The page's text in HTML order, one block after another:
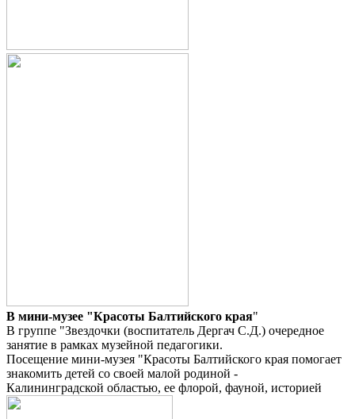
В мини-музее "Красоты Балтийского края"
В группе "Звездочки (воспитатель Дергач С.Д.) очередное
занятие в рамках музейной педагогики.
Посещение мини-музея "Красоты Балтийского края помогает
знакомить детей со своей малой родиной -
Калининградской областью, ее флорой, фауной, историей